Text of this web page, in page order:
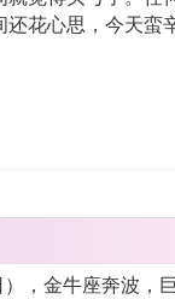
花心思，今天蛮
，金牛座奔波，